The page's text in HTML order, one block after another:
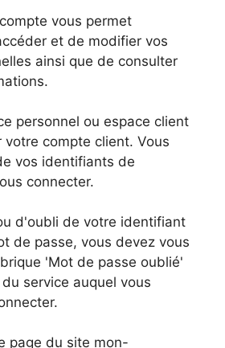
vous permet
et de modifier vos
ainsi que de consulter
personnel ou espace client
votre compte client. Vous
vos identifiants de
connecter.
d'oubli de votre identifiant
de passe, vous devez vous
'Mot de passe oublié'
service auquel vous
page du site mon-